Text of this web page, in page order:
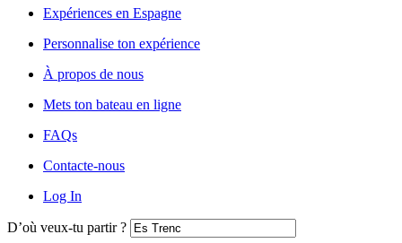
Expériences en Espagne
Personnalise ton expérience
À propos de nous
Mets ton bateau en ligne
FAQs
Contacte-nous
Log In
D’où veux-tu partir ?